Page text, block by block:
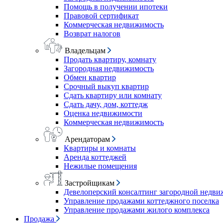
Помощь в получении ипотеки
Правовой сертификат
Коммерческая недвижимость
Возврат налогов
Владельцам
Продать квартиру, комнату
Загородная недвижимость
Обмен квартир
Срочный выкуп квартир
Сдать квартиру или комнату
Сдать дачу, дом, коттедж
Оценка недвижимости
Коммерческая недвижимость
Арендаторам
Квартиры и комнаты
Аренда коттеджей
Нежилые помещения
Застройщикам
Девелоперский консалтинг загородной
Управление продажами коттеджного поселка
Управление продажами жилого комплекса
Продажа